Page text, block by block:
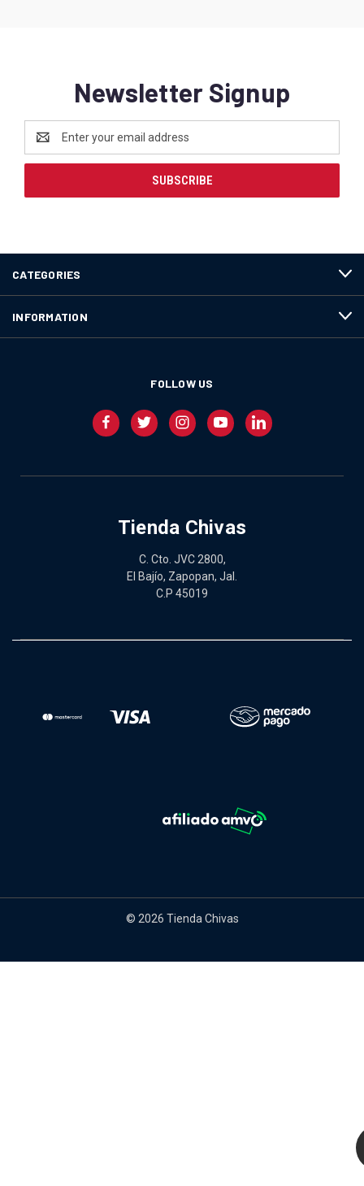
Newsletter Signup
Address
CATEGORIES
INFORMATION
FOLLOW US
Tienda Chivas
C. Cto. JVC 2800,
El Bajío, Zapopan, Jal.
C.P 45019
© 2026 Tienda Chivas